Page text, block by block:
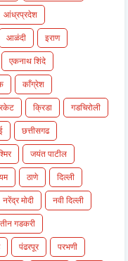
आंध्रप्रदेश
आळंदी
इराण
एकनाथ शिंदे
काँग्रेश
क्रिडा
गडचिरोली
छत्तीसगढ
जयंत पाटील
ठाणे
दिल्ली
नरेंद्र मोदी
नवी दिल्ली
गडकरी
पंढरपूर परभणी